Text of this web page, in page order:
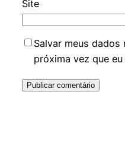
Site
Salvar meus
próxima vez que